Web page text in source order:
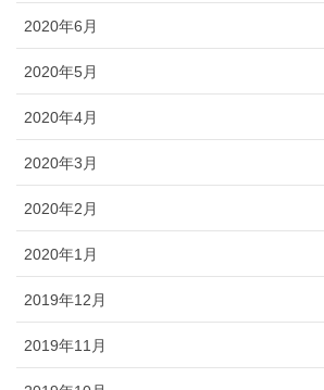
2020年6月
2020年5月
2020年4月
2020年3月
2020年2月
2020年1月
2019年12月
2019年11月